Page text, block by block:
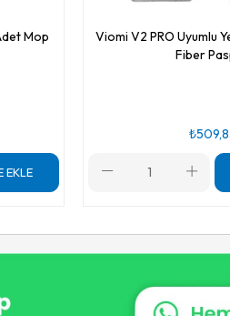
Mop
EKLE
Viomi V2 PRO Uyumlu
Fiber